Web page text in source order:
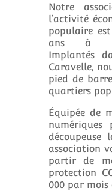
Notre
l’activité
populaire
ans à
Implantés
Caravelle,
pied de
quartiers
Équipée de
numériques
découpeuse
association
partir de
protection
000 par mois